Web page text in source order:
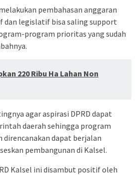
pembahasan anggaran
dan legislatif bisa saling support
program prioritas yang sudah
220 Ribu Ha Lahan Non
agar aspirasi DPRD dapat
daerah sehingga program
direncanakan dapat berjalan
pembangunan di Kalsel.
Kalsel ini disambut positif oleh